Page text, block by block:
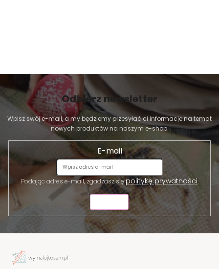
Odbierz newsletter
Wpisz swój e-mail, a my będziemy przesyłać ci informacje na temat
nowych produktów na naszym e-shop.
E-mail
Podając adres e-mail, zgadzasz siępolitykę prywatności.